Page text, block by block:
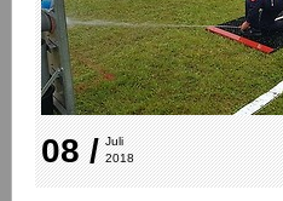
08 / Juli
2018